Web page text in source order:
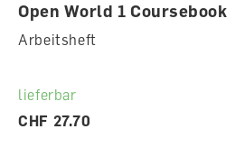
Open World 1 Coursebook
Arbeitsheft
lieferbar
CHF 27.70